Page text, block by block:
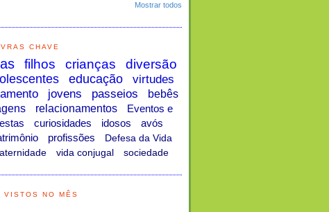
Mostrar todos
CHAVE
filhos crianças diversão
educação
virtudes
jovens passeios
bebês
relacionamentos
Eventos e
curiosidades idosos
avós
profissões
Defesa da Vida
vida conjugal sociedade
VISTOS NO MÊS